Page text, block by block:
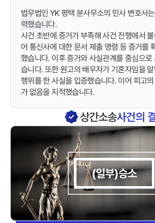
법무법인 YK 평택 분사무소의 민사 변호사
력했습니다.
사건 초반에 증거가 부족해 사건 진행에서
어 통신사에 대한 문서 제출 명령 등 증거를
했습니다. 이후 증거와 사실관계를 중심으
습니다. 또한 원고의 배우자가 기혼자임을
행위를 한 사실을 입증했습니다. 이어 피고
가 없음을 지적했습니다.
상간소송사건의
(일부)승소